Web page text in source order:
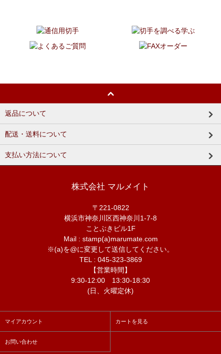
返品について
配送・送料について
支払い方法について
株式会社 マルメイト
〒221-0822
横浜市神奈川区西神奈川1-7-8
ことぶきビル1F
Mail : stamp(a)marumate.com
※(a)を@に変更して送信してください。
TEL : 045-323-3869
【営業時間】
9:30-12:00 13:30-18:30
(日、火曜定休)
マイアカウント カートを見る
お問い合わせ